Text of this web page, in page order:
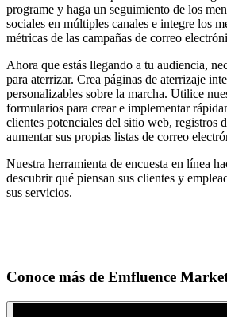
programe y haga un seguimiento de los
sociales en múltiples canales e integre los
métricas de las campañas de correo
Ahora que estás llegando a tu audiencia,
para aterrizar. Crea páginas de aterrizaje
personalizables sobre la marcha. Utilice
formularios para crear e implementar
clientes potenciales del sitio web, registros
aumentar sus propias listas de correo
Nuestra herramienta de encuesta en línea
descubrir qué piensan sus clientes y
sus servicios.
Conoce más de Emfluence